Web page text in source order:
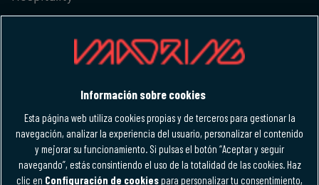
Español
Español
Información sobre cookies
Esta página web utiliza cookies propias y de terceros para gestionar la
navegación, analizar la experiencia del usuario, personalizar el contenido
y mejorar su funcionamiento. Si pulsas el botón “Aceptar y seguir
navegando”, estás consintiendo el uso de la totalidad de las cookies. Haz
clic en Configuración de cookiespara personalizar tu consentimiento,